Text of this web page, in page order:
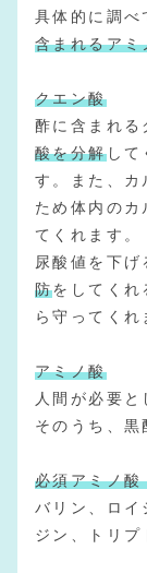
具体的に調べ
含まれるアミ
クエン酸
酢に含まれる
酸を分解して
す。また、カ
ため体内のカ
てくれます。
尿酸値を下
防をしてくれ
ら守ってくれ
アミノ酸
人間が必要
そのうち、黒
必須アミノ酸
バリン、ロイ
ジン、トリプ